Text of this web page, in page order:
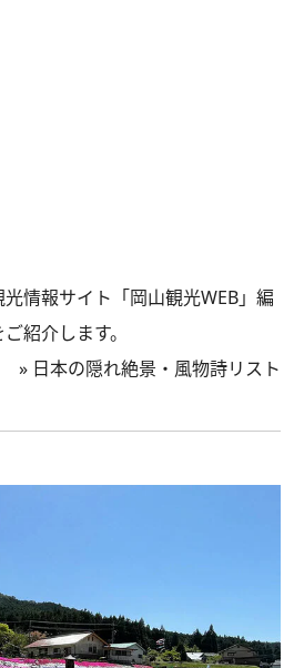
情報サイト「岡山観光WEB」編
紹介します。
» 日本の隠れ絶景・風物詩リスト